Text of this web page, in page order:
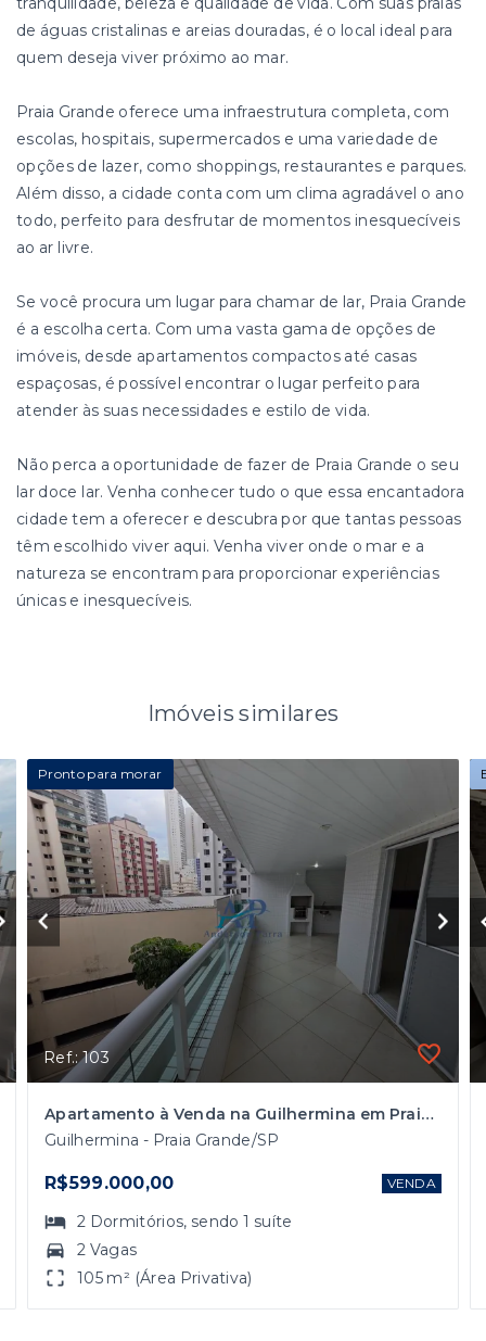
de águas cristalinas e areias douradas, é o local ideal para
quem deseja viver próximo ao mar.
Praia Grande oferece uma infraestrutura completa, com
escolas, hospitais, supermercados e uma variedade de
opções de lazer, como shoppings, restaurantes e parques.
Além disso, a cidade conta com um clima agradável o ano
todo, perfeito para desfrutar de momentos inesquecíveis
ao ar livre.
Se você procura um lugar para chamar de lar, Praia Grande
é a escolha certa. Com uma vasta gama de opções de
imóveis, desde apartamentos compactos até casas
espaçosas, é possível encontrar o lugar perfeito para
atender às suas necessidades e estilo de vida.
Não perca a oportunidade de fazer de Praia Grande o seu
lar doce lar. Venha conhecer tudo o que essa encantadora
cidade tem a oferecer e descubra por que tantas pessoas
têm escolhido viver aqui. Venha viver onde o mar e a
natureza se encontram para proporcionar experiências
únicas e inesquecíveis.
Imóveis similares
Pronto para morar
Ref.: 103
Apartamento à Venda na Guilhermina em Praia Grande/SP com 2 Dormitórios
Guilhermina - Praia Grande/SP
R$599.000,00 VENDA
2 Dormitórios, sendo1 suíte
2 Vagas
105 m² (Área Privativa)